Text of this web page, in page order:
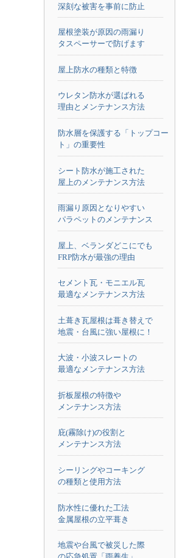
深刻な被害を事前に防止
屋根塗装が原因の雨漏り
タスペーサーで防げます
屋上防水の種類と特徴
ウレタン防水が選ばれる
理由とメンテナンス方法
防水層を保護する「トップコー
ト」の重要性
シート防水が施工された
屋上のメンテナンス方法
雨漏り原因となりやすい
パラペットのメンテナンス
屋上、ベランダどこにでも
FRP防水が最強の理由
セメント瓦・モニエル瓦
最適なメンテナンス方法
土葺き瓦屋根は葺き替えで
地震・台風に強い屋根に！
大波・小波スレートの
最適なメンテナンス方法
折板屋根の特徴や
メンテナンス方法
庇(霧除け)の役割と
メンテナンス方法
シーリングやコーキング
の種類と使用方法
防水性に優れた工法
金属屋根の立平葺き
地震や台風で被災した際